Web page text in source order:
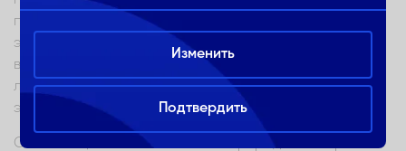
панелями крыши частных домов. Использование
экологичной энергии — один из самых обсуждаемых
вопросов сегодня. Это связано не только с желанием
людей экономить на электроэнергии, но и с мировой
экологической повесткой.
Считается, что использование природной энергии
Изменить
Подтвердить